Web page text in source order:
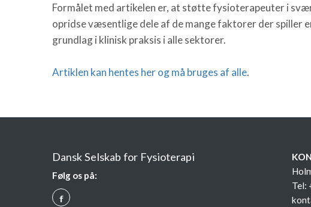
Formålet med artikelen er, at støtte fysioterapeuter i
opridse væsentlige dele af de mange faktorer der spiller
grundlag i klinisk praksis i alle sektorer.
Artiklen kan hentes her og må bruges af alle.
Dansk Selskab for Fysioterapi
Følg os på:
Q
Tel: